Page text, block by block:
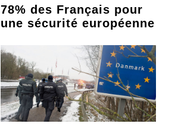
78% des Français pour
une sécurité européenne